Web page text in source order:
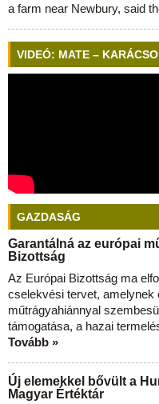
a farm near Newbury, said
VIDEÓ: MATE –
GAZDASÁG
Garantálná az európai
Bizottság
Az Európai Bizottság ma
cselekvési tervet, amelynek
műtrágyahiánnyal
támogatása, a hazai
Tovább »
Új elemekkel bővült a
Magyar Értéktár